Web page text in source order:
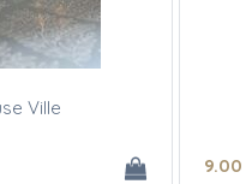
Ville
9.00